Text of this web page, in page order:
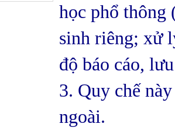
học phổ thông
sinh riêng; xử
độ báo cáo,
3. Quy chế
ngoài.